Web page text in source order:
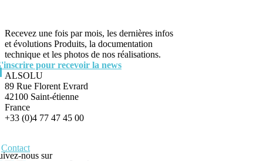
Recevez une fois par mois, les dernières infos
et évolutions Produits, la documentation
technique et les photos de nos réalisations.
pour recevoir la news
ALSOLU
89 Rue Florent Evrard
42100 Saint-étienne
France
+33 (0)4 77 47 45 00
Contact
nous sur